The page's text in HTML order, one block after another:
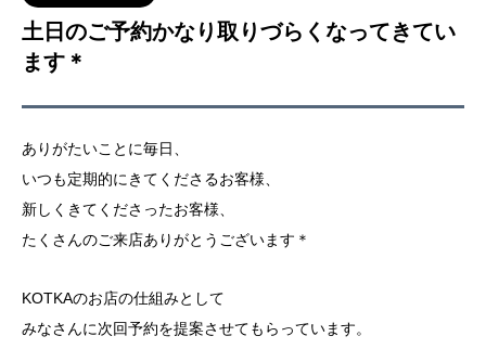
土日のご予約かなり取りづらくなってきてい
ます＊
ありがたいことに毎日、
いつも定期的にきてくださるお客様、
新しくきてくださったお客様、
たくさんのご来店ありがとうございます＊
KOTKAのお店の仕組みとして
みなさんに次回予約を提案させてもらっています。